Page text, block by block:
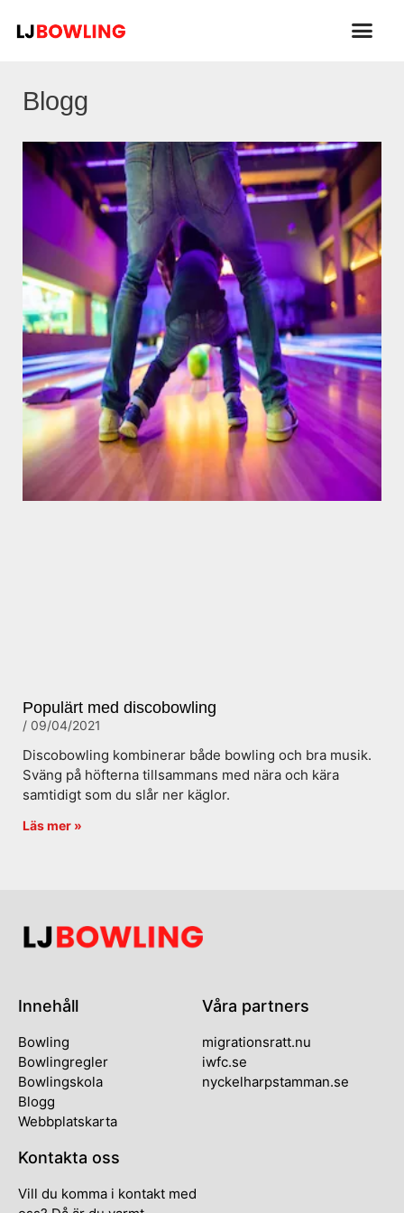
Blogg
Populärt med discobowling
09/04/2021
Discobowling kombinerar både bowling och bra musik.
Sväng på höfterna tillsammans med nära och kära
samtidigt som du slår ner käglor.
Läs mer »
Innehåll
Bowling
Bowlingregler
Bowlingskola
Blogg
Webbplatskarta
Våra partners
migrationsratt.nu
iwfc.se
nyckelharpstamman.se
Kontakta oss
Vill du komma i kontakt med